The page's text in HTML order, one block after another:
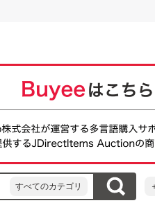
すべてのカテゴリ